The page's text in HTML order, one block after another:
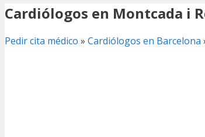
Cardiólogos en Montcada i
Pedir cita médico » Cardiólogos en Barcelona